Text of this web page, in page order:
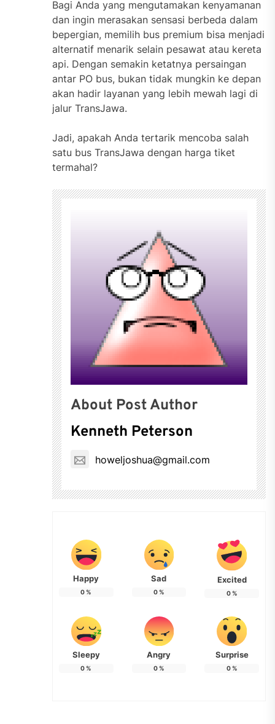
Bagi Anda yang mengutamakan kenyamanan
dan ingin merasakan sensasi berbeda dalam
bepergian, memilih bus premium bisa menjadi
alternatif menarik selain pesawat atau kereta
api. Dengan semakin ketatnya persaingan
antar PO bus, bukan tidak mungkin ke depan
akan hadir layanan yang lebih mewah lagi di
jalur TransJawa.
Jadi, apakah Anda tertarik mencoba salah
satu bus TransJawa dengan harga tiket
termahal?
About Post Author
Kenneth Peterson
howeljoshua@gmail.com
Happy
0%
Sad
0%
Excited
0%
Sleepy
0%
Angry
0%
Surprise
0%